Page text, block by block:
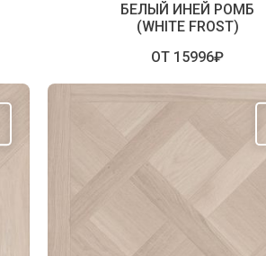
БЕЛЫЙ ИНЕЙ РОМБ
(WHITE FROST)
ОТ 15996₽